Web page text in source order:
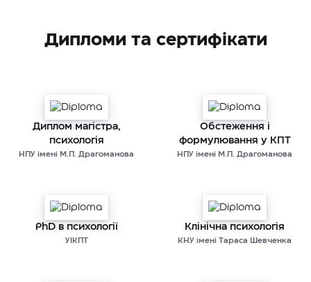
Дипломи та сертифікати
Диплом магістра,
психологія
НПУ імені М.П. Драгоманова
Обстеження і
формулювання у КПТ
НПУ імені М.П. Драгоманова
PhD в психології
УІКПТ
Клінічна психологія
КНУ імені Тараса Шевченка